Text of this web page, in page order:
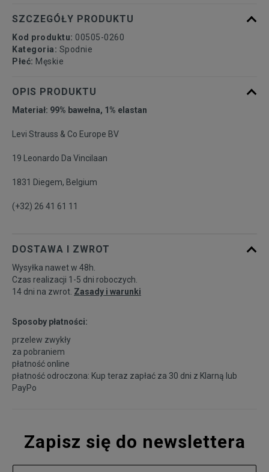
dostępności
SZCZEGÓŁY PRODUKTU
Kod produktu: 00505-0260
Kategoria: Spodnie
Płeć: Męskie
OPIS PRODUKTU
Materiał: 99% bawełna, 1% elastan
Levi Strauss & Co Europe BV
19 Leonardo Da Vincilaan
1831 Diegem, Belgium
(+32) 26 41 61 11
DOSTAWA I ZWROT
Wysyłka nawet w 48h.
Czas realizacji 1-5 dni roboczych.
14 dni na zwrot. Zasady i warunki
Sposoby płatności:
przelew zwykły
za pobraniem
płatność online
płatność odroczona: Kup teraz zapłać za 30 dni z Klarną lub
PayPo
Zapisz się do newslettera